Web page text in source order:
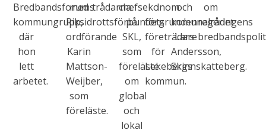
Bredbandsforums
kommungrupp,
där
hon
lett
arbetet.
med
Riksidrottsförbundets
ordförande
Karin
Mattson-
Weijber,
som
föreläste.
trådarna.chefsekonom
på
SKL,
som
föreläste
om
global
och
lokal
I
förgrunden
företrädare
för
Lekebergs
kommun.
och
komunalrådet
Lars
Andersson,
Skinnskatteberg.
om
regeringens